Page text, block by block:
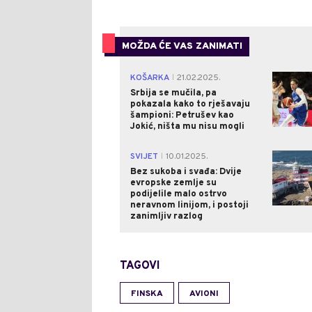
MOŽDA ĆE VAS ZANIMATI
KOŠARKA
21.02.2025.
Srbija se mučila, pa
pokazala kako to rješavaju
šampioni: Petrušev kao
Jokić, ništa mu nisu mogli
SVIJET
10.01.2025.
Bez sukoba i svađa: Dvije
evropske zemlje su
podijelile malo ostrvo
neravnom linijom, i postoji
zanimljiv razlog
TAGOVI
FINSKA AVIONI